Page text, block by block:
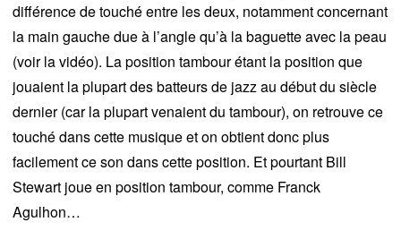
différence de touché entre les deux, notamment concernant
la main gauche due à l’angle qu’à la baguette avec la peau
(voir la vidéo). La position tambour étant la position que
jouaient la plupart des batteurs de jazz au début du siècle
dernier (car la plupart venaient du tambour), on retrouve ce
touché dans cette musique et on obtient donc plus
facilement ce son dans cette position. Et pourtant Bill
Stewart joue en position tambour, comme Franck
Agulhon…